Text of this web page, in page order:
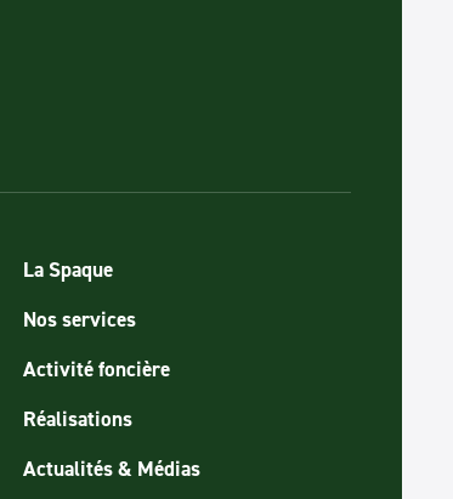
La Spaque
Nos services
Activité foncière
Réalisations
Actualités & Médias